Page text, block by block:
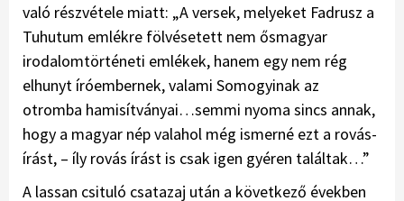
való részvétele miatt: „A versek, melyeket Fadrusz a
Tuhutum emlékre fölvésetett nem ősmagyar
irodalomtörténeti emlékek, hanem egy nem rég
elhunyt íróembernek, valami Somogyinak az
otromba hamisítványai…semmi nyoma sincs annak,
hogy a magyar nép valahol még ismerné ezt a rovás-
írást, – íly rovás írást is csak igen gyéren találtak…”
A lassan csituló csatazaj után a következő években